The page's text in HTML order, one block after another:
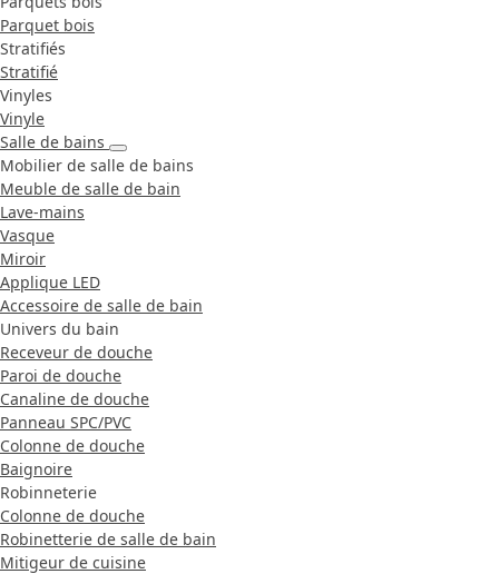
Parquet bois
Stratifiés
Stratifié
Vinyles
Vinyle
Salle de bains
Mobilier de salle de bains
Meuble de salle de bain
Lave-mains
Vasque
Miroir
Applique LED
Accessoire de salle de bain
Univers du bain
Receveur de douche
Paroi de douche
Canaline de douche
Panneau SPC/PVC
Colonne de douche
Baignoire
Robinneterie
Colonne de douche
Robinetterie de salle de bain
Mitigeur de cuisine